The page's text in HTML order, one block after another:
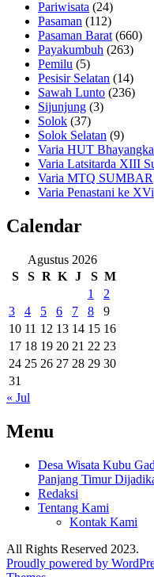
Pariwisata (24)
Pasaman (112)
Pasaman Barat (660)
Payakumbuh (263)
Pemilu (5)
Pesisir Selatan (14)
Sawah Lunto (236)
Sijunjung (3)
Solok (37)
Solok Selatan (9)
Varia HUT
Varia Latsitarda XIII
Varia MTQ SUMBAR
Varia Penastani ke XVi
Calendar
Agustus 2026
S
S R K J S M
1
2
3
4 5 6 7 8
9
10 11 12 13 14 15 16
17 18 19 20 21 22 23
24 25 26 27 28 29 30
31
« Jul
Menu
Desa Wisata Kubu
Panjang Timur
Redaksi
Tentang Kami
Kontak Kami
All Rights Reserved 2023.
Proudly powered by